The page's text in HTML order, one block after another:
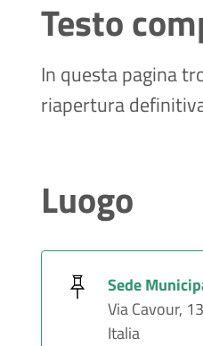
Testo
In questa pagina
riapertura
Luogo
Sede
Via Cavour,
Italia